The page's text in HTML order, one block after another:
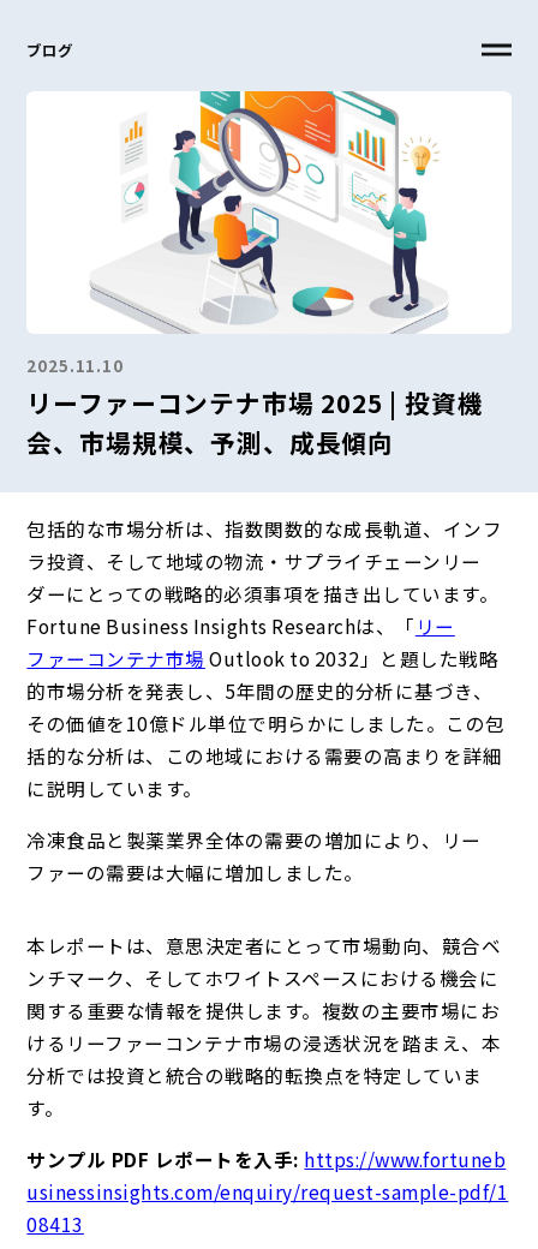
ブログ
2025.11.10
リーファーコンテナ市場 2025 | 投資機
会、市場規模、予測、成長傾向
包括的な市場分析は、指数関数的な成長軌道、インフ
ラ投資、そして地域の物流・サプライチェーンリー
ダーにとっての戦略的必須事項を描き出しています。
Fortune Business Insights Researchは、「 リー
ファーコンテナ市場 Outlook to 2032」と題した戦略
的市場分析を発表し、5年間の歴史的分析に基づき、
その価値を10億ドル単位で明らかにしました。この包
括的な分析は、この地域における需要の高まりを詳細
に説明しています。
冷凍食品と製薬業界全体の需要の増加により、リー
ファーの需要は大幅に増加しました。
本レポートは、意思決定者にとって市場動向、競合ベ
ンチマーク、そしてホワイトスペースにおける機会に
関する重要な情報を提供します。複数の主要市場にお
けるリーファーコンテナ市場の浸透状況を踏まえ、本
分析では投資と統合の戦略的転換点を特定していま
す。
サンプル PDF レポートを入手: https://www.fortuneb
usinessinsights.com/enquiry/request-sample-pdf/1
08413